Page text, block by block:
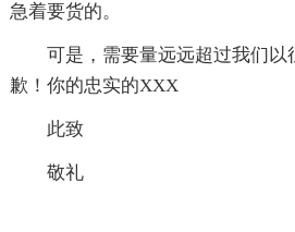
急着要货的。
可是，需要量远远超过我们以
歉！你的忠实的XXX
此致
敬礼